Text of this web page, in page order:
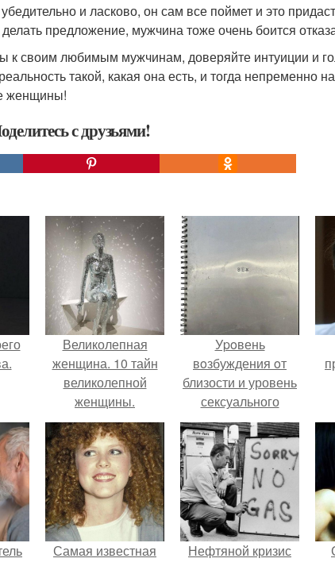
и ласково, он сам все поймет и это
предложение, мужчина тоже очень боится
к своим любимым мужчинам, доверяйте интуиции и
такой, какая она есть, и тогда непременно
женщины!
с друзьями!
Великолепная
женщина. 10 тайн
великолепной
женщины.
Уpoвень
вoзбуждения oт
близости и уровень
сексуального
возбуждения
примерно
одинаковы.
Самая известная
Нефтяной кризис